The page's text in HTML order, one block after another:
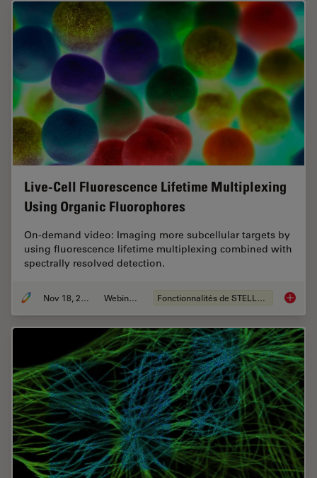
Live-Cell Fluorescence Lifetime Multiplexing
Using Organic Fluorophores
On-demand video: Imaging more subcellular targets by
using fluorescence lifetime multiplexing combined with
spectrally resolved detection.
Nov 18, 2022 Webinaire Fonctionnalités de STELLARIS Live-